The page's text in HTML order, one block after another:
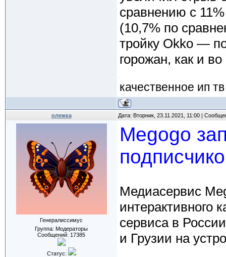
сравнению с
(10,7% по
тройку Okko —
горожан, как и
качественное ип
олежка Дата: Вторник, 23.11.2021, 11:00 |
Генералиссимус
Группа: Модераторы
Сообщений: 17385
Статус:
Megogo
Медиасервис
интерактивного
сервиса в
и Грузии на